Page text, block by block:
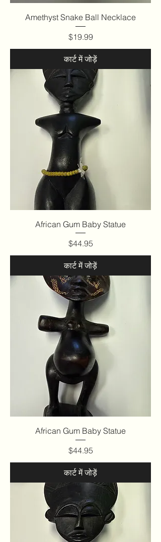
Amethyst Snake Ball Necklace
मूल्य
$19.99
कार्ट में जोड़ें
African Gum Baby Statue
मूल्य
$44.95
कार्ट में जोड़ें
African Gum Baby Statue
मूल्य
$44.95
कार्ट में जोड़ें